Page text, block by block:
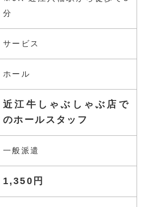
分
サービス
ホール
近江牛しゃぶしゃぶ店で
のホールスタッフ
一般派遣
1,350円